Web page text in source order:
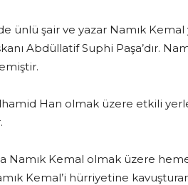
ünlü şair ve yazar Namık Kemal
Abdüllatif Suphi Paşa’dır.
Han olmak üzere etkili
Namık Kemal olmak üzere
Kemal’i hürriyetine